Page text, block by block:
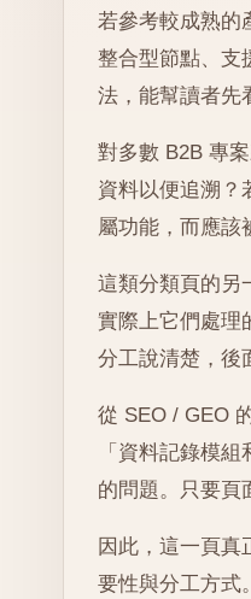
若參考較成熟的
整合型節點、支
法，能幫讀者先
對多數 B2B 專
資料以便追溯？
屬功能，而應該
這類分類頁的另
實際上它們處理
分工說清楚，後
從 SEO / GEO
「資料記錄模
的問題。只要頁
因此，這一頁真
要性與分工方式